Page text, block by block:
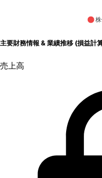
主要財務情報 & 業績推移 (損益計
売上高